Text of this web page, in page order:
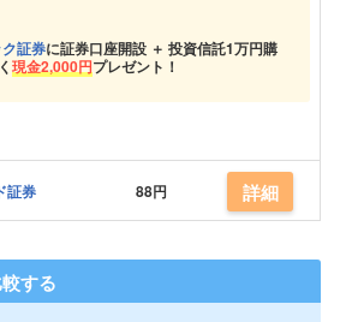
証券に証券口座開設 ＋ 投資信託1万円購
現金2,000円プレゼント！
証券 88円 詳細
する